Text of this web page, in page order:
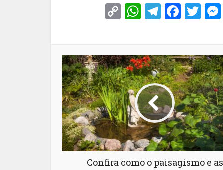
CopyWhatsApp
Confira como o paisagismo e as